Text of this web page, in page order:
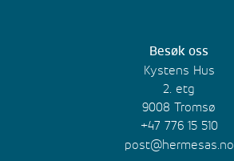
Besøk oss
Kystens Hus
2. etg
9008 Tromsø
+47 776 15 510
post@hermesas.no